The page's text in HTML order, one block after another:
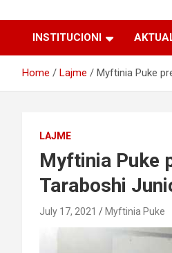
Myftinia
Zyrtare
INSTITUCIONI
Home Lajme Myftinia Puke
LAJME
Myftinia Puke
Taraboshi
July 17, 2021 Myftinia Puke